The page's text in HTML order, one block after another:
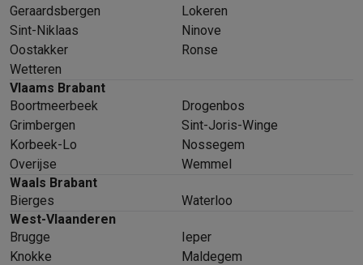
Geraardsbergen
Lokeren
Sint-Niklaas
Ninove
Oostakker
Ronse
Wetteren
Vlaams Brabant
Boortmeerbeek
Drogenbos
Grimbergen
Sint-Joris-Winge
Korbeek-Lo
Nossegem
Overijse
Wemmel
Waals Brabant
Bierges
Waterloo
West-Vlaanderen
Brugge
Ieper
Knokke
Maldegem